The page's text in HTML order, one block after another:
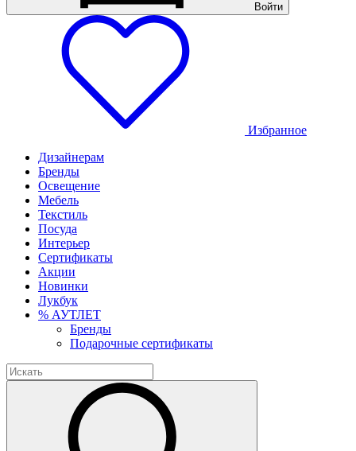
Войти
Избранное
Дизайнерам
Бренды
Освещение
Мебель
Текстиль
Посуда
Интерьер
Сертификаты
Акции
Новинки
Лукбук
% АУТЛЕТ
Бренды
Подарочные сертификаты